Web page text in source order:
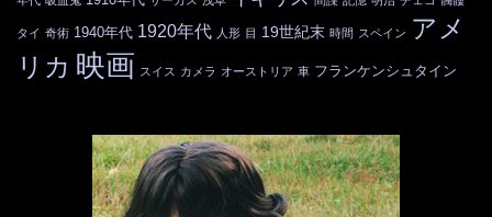
タイ 奇術 1940年代 1920年代 人形 目 19世紀末 時間 スペイン アメ
リカ 映画 スイス カメラ オーストリア 車 フランケンシュタイン